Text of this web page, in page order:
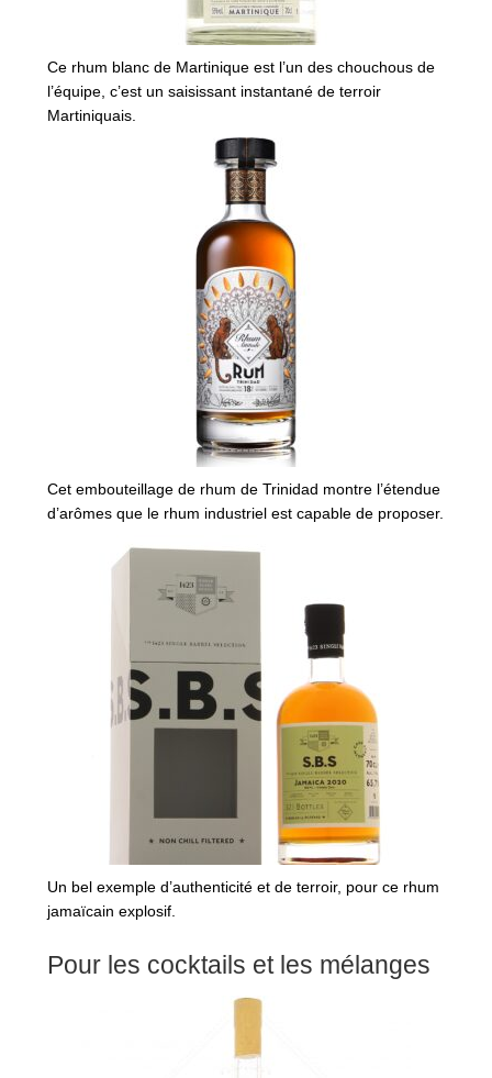
Ce rhum blanc de Martinique est l’un des chouchous de
l’équipe, c’est un saisissant instantané de terroir
Martiniquais.
Cet embouteillage de rhum de Trinidad montre l’étendue
d’arômes que le rhum industriel est capable de proposer.
Un bel exemple d’authenticité et de terroir, pour ce rhum
jamaïcain explosif.
Pour les cocktails et les mélanges